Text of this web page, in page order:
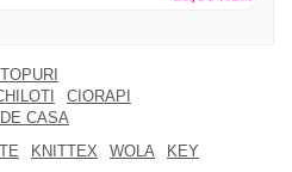
CIORAPI
CASA
KNITTEX WOLA
KEY